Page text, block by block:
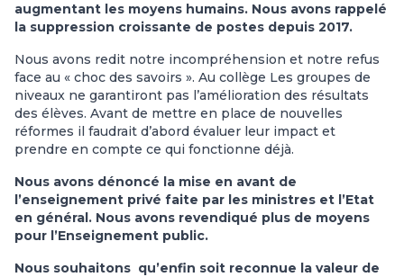
augmentant les moyens humains. Nous avons rappelé
la suppression croissante de postes depuis 2017.
Nous avons redit notre incompréhension et notre refus
face au « choc des savoirs ». Au collège Les groupes de
niveaux ne garantiront pas l’amélioration des résultats
des élèves. Avant de mettre en place de nouvelles
réformes il faudrait d’abord évaluer leur impact et
prendre en compte ce qui fonctionne déjà.
Nous avons dénoncé la mise en avant de
l’enseignement privé faite par les ministres et l’Etat
en général. Nous avons revendiqué plus de moyens
pour l’Enseignement public.
Nous souhaitons qu’enfin soit reconnue la valeur de